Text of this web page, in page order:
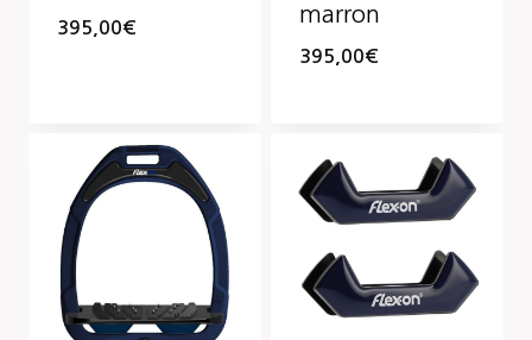
395,00€
marron
395,00€